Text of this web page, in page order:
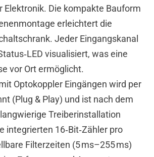
Elektronik. Die kompakte Bauform
erleichtert die
Jeder Eingangskanal
visualisiert, was eine
vor Ort ermöglicht.
Optokoppler Eingängen wird per
(Plug & Play) und ist nach dem
Treiberinstallation
integrierten 16‑Bit‑Zähler pro
Filterzeiten (5 ms–255 ms)